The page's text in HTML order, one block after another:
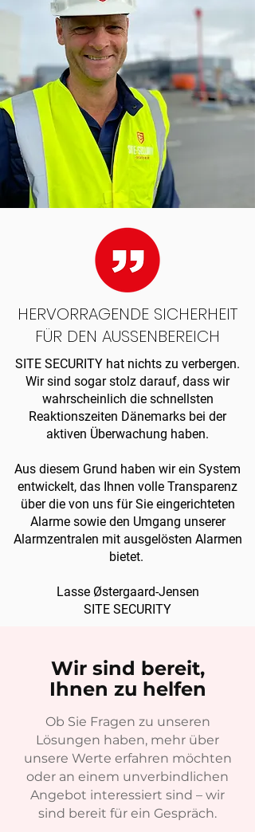
HERVORRAGENDE SICHERHEIT
FÜR DEN AUSSENBEREICH
SITE SECURITY hat nichts zu verbergen.
Wir sind sogar stolz darauf, dass wir
wahrscheinlich die schnellsten
Reaktionszeiten Dänemarks bei der
aktiven Überwachung haben.
Aus diesem Grund haben wir ein System
entwickelt, das Ihnen volle Transparenz
über die von uns für Sie eingerichteten
Alarme sowie den Umgang unserer
Alarmzentralen mit ausgelösten Alarmen
bietet. ​
Lasse Østergaard-Jensen
SITE SECURITY
Wir sind bereit,
Ihnen zu helfen
Ob Sie Fragen zu unseren
Lösungen haben, mehr über
unsere Werte erfahren möchten
oder an einem unverbindlichen
Angebot interessiert sind – wir
sind bereit für ein Gespräch.